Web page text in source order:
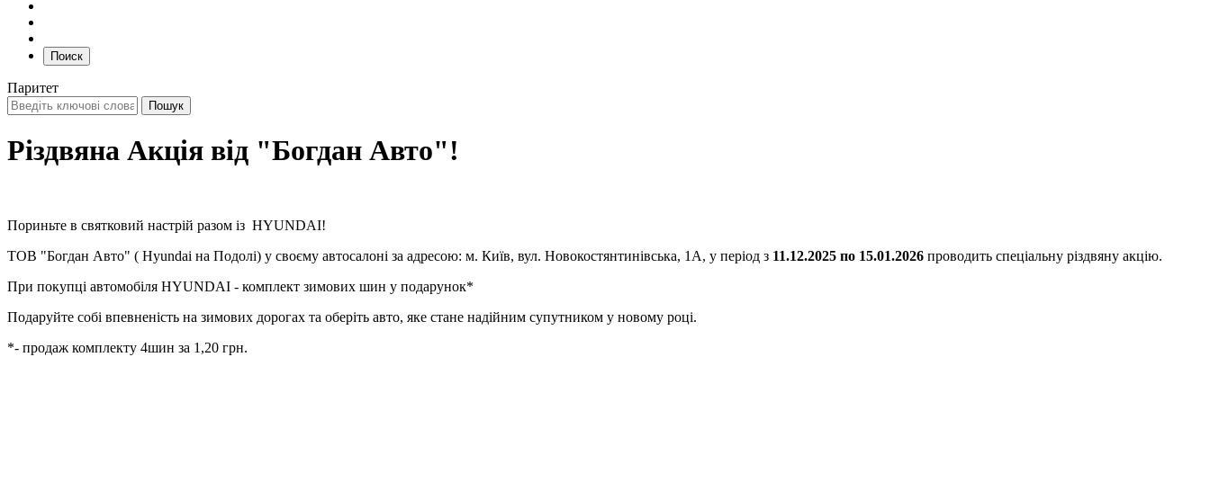
Поиск
Паритет
Різдвяна Акція від "Богдан Авто"!
Пориньте в святковий настрій разом із HYUNDAI!
ТОВ "Богдан Авто" ( Hyundai на Подолі) у своєму автосалоні за адресою: м. Київ, вул. Новокостянтинівська, 1А, у період з 11.12.2025 по 15.01.2026 проводить спеціальну різдвяну акцію.
При покупці автомобіля HYUNDAI - комплект зимових шин у подарунок*
Подаруйте собі впевненість на зимових дорогах та оберіть авто, яке стане надійним супутником у новому році.
*- продаж комплекту 4шин за 1,20 грн.